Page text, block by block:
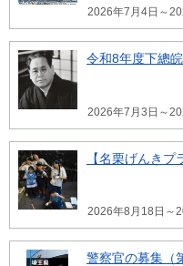
2026年7月4日～
令和8年度下總
2026年7月3日～
【名栗げんき
2026年8月18日～
警察官の募集（